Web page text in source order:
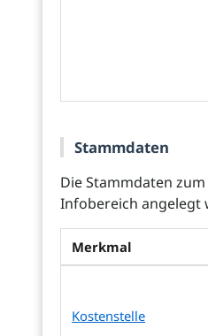
Stammdaten
Die Stammdaten
Infobereich angelegt
Merkmal
Kostenstelle